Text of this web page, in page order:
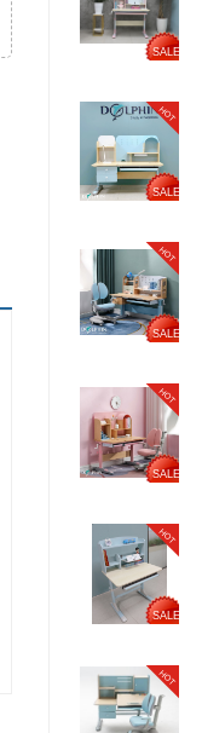
SALE
HOT
SALE
HOT
SALE
HOT
SALE
HOT
SALE
HOT